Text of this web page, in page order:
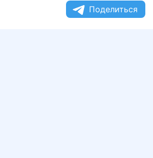
Поделиться